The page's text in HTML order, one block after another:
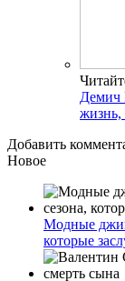
Демич
жизнь,
Добавить
Новое
Модные
которые